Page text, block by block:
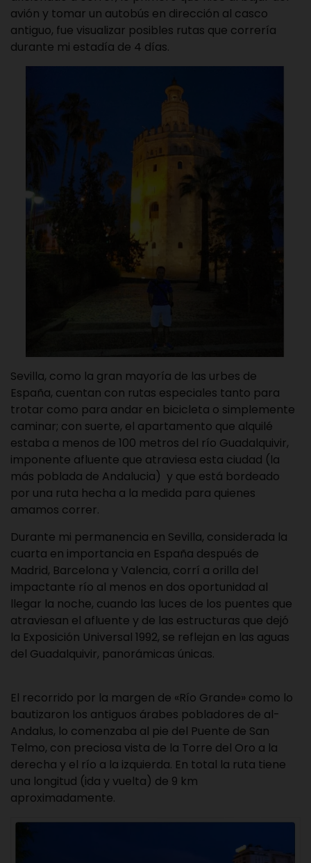
avión y tomar un autobús en dirección al casco
antiguo, fue visualizar posibles rutas que correría
durante mi estadía de 4 días.
Sevilla, como la gran mayoría de las urbes de
España, cuentan con rutas especiales tanto para
trotar como para andar en bicicleta o simplemente
caminar; con suerte, el apartamento que alquilé
estaba a menos de 100 metros del río Guadalquivir,
imponente afluente que atraviesa esta ciudad (la
más poblada de Andalucia) y que está bordeado
por una ruta hecha a la medida para quienes
amamos correr.
Durante mi permanencia en Sevilla, considerada la
cuarta en importancia en España después de
Madrid, Barcelona y Valencia, corrí a orilla del
impactante río al menos en dos oportunidad al
llegar la noche, cuando las luces de los puentes que
atraviesan el afluente y de las estructuras que dejó
la Exposición Universal 1992, se reflejan en las aguas
del Guadalquivir, panorámicas únicas.
El recorrido por la margen de «Río Grande» como lo
bautizaron los antiguos árabes pobladores de al-
Andalus, lo comenzaba al pie del Puente de San
Telmo, con preciosa vista de la Torre del Oro a la
derecha y el río a la izquierda. En total la ruta tiene
una longitud (ida y vuelta) de 9 km
aproximadamente.